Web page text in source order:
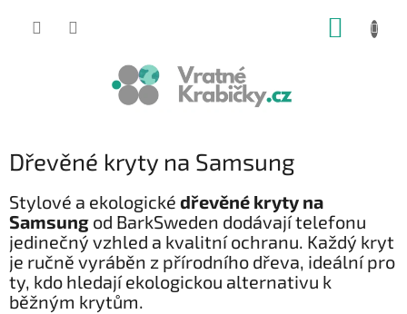
Dřevěné kryty na Samsung
Stylové a ekologické dřevěné kryty na
Samsung od BarkSweden dodávají telefonu
jedinečný vzhled a kvalitní ochranu. Každý kryt
je ručně vyráběn z přírodního dřeva, ideální pro
ty, kdo hledají ekologickou alternativu k
běžným krytům.